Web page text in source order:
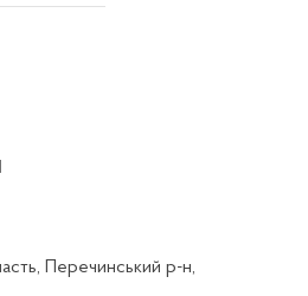
Перечинський р-н,